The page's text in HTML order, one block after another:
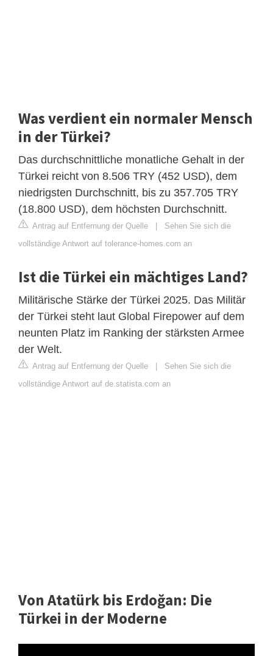
Was verdient ein normaler Mensch
in der Türkei?
Das durchschnittliche monatliche Gehalt in der
Türkei reicht von 8.506 TRY (452 USD), dem
niedrigsten Durchschnitt, bis zu 357.705 TRY
(18.800 USD), dem höchsten Durchschnitt.
Antrag auf Entfernung der Quelle
Sehen Sie sich die
vollständige Antwort auf tolerance-homes.com an
Ist die Türkei ein mächtiges Land?
Militärische Stärke der Türkei 2025. Das Militär
der Türkei steht laut Global Firepower auf dem
neunten Platz im Ranking der stärksten Armee
der Welt.
Antrag auf Entfernung der Quelle
Sehen Sie sich die
vollständige Antwort auf de.statista.com an
Von Atatürk bis Erdoğan: Die
Türkei in der Moderne